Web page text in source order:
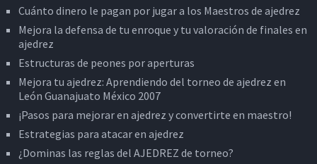
Cuánto dinero le pagan por jugar a los Maestros de ajedrez
Mejora la defensa de tu enroque y tu valoración de finales en
ajedrez
Estructuras de peones por aperturas
Mejora tu ajedrez: Aprendiendo del torneo de ajedrez en
León Guanajuato México 2007
¡Pasos para mejorar en ajedrez y convertirte en maestro!
Estrategias para atacar en ajedrez
¿Dominas las reglas del AJEDREZ de torneo?